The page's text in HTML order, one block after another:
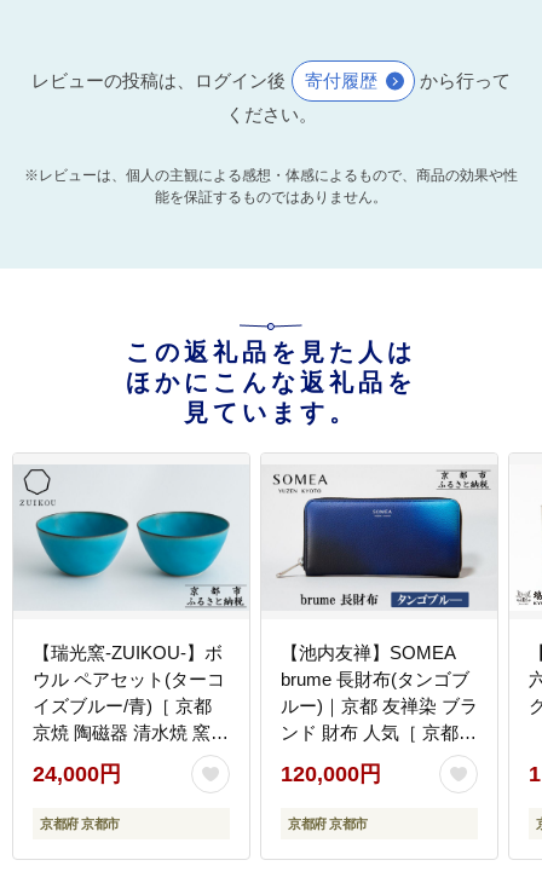
レビューの投稿は、ログイン後 寄付履歴
から行って
ください。
※レビューは、個人の主観による感想・体感によるもので、商品の効果や性
能を保証するものではありません。
この返礼品を見た人は
ほかにこんな返礼品を
見ています。
【瑞光窯-ZUIKOU-】ボ
ウル ペアセット(ターコ
イズブルー/青)［ 京都
京焼 陶磁器 清水焼 窯元
サラダボウル 180ml 適
量サイズ おしゃれ 人気
おすすめ 食器 うつわ 陶
無料 ふるさと納税 ］
24,000円
京都府 京都市
【池内友禅】SOMEA
brume 長財布(タンゴブ
ルー)｜京都 友禅染 ブラ
ンド 財布 人気［ 京都
サイフ おすすめ 革製品
本格 通勤 雑貨 高級 男
女兼用 お取り寄せ 通販
］
120,000円
京都府 京都市